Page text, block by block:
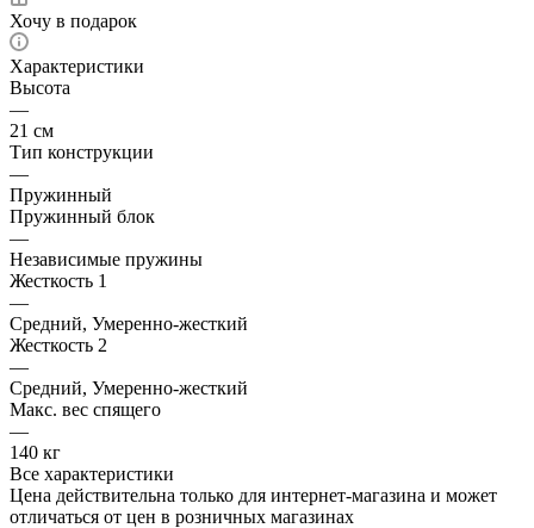
Хочу в подарок
Характеристики
Высота
—
21 см
Тип конструкции
—
Пружинный
Пружинный блок
—
Независимые пружины
Жесткость 1
—
Средний, Умеренно-жесткий
Жесткость 2
—
Средний, Умеренно-жесткий
Макс. вес спящего
—
140 кг
Все характеристики
Цена действительна только для интернет-магазина и может
отличаться от цен в розничных магазинах